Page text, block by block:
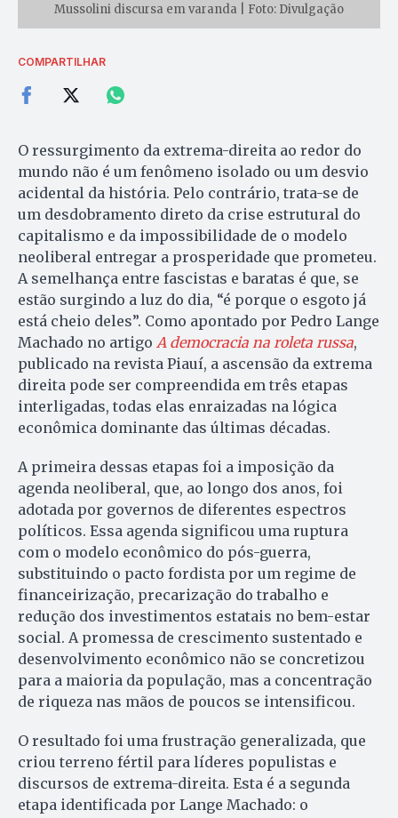
Mussolini discursa em varanda | Foto: Divulgação
COMPARTILHAR
O ressurgimento da extrema-direita ao redor do
mundo não é um fenômeno isolado ou um desvio
acidental da história. Pelo contrário, trata-se de
um desdobramento direto da crise estrutural do
capitalismo e da impossibilidade de o modelo
neoliberal entregar a prosperidade que prometeu.
A semelhança entre fascistas e baratas é que, se
estão surgindo a luz do dia, “é porque o esgoto já
está cheio deles”. Como apontado por Pedro Lange
Machado no artigo A democracia na roleta russa,
publicado na revista Piauí, a ascensão da extrema
direita pode ser compreendida em três etapas
interligadas, todas elas enraizadas na lógica
econômica dominante das últimas décadas.
A primeira dessas etapas foi a imposição da
agenda neoliberal, que, ao longo dos anos, foi
adotada por governos de diferentes espectros
políticos. Essa agenda significou uma ruptura
com o modelo econômico do pós-guerra,
substituindo o pacto fordista por um regime de
financeirização, precarização do trabalho e
redução dos investimentos estatais no bem-estar
social. A promessa de crescimento sustentado e
desenvolvimento econômico não se concretizou
para a maioria da população, mas a concentração
de riqueza nas mãos de poucos se intensificou.
O resultado foi uma frustração generalizada, que
criou terreno fértil para líderes populistas e
discursos de extrema-direita. Esta é a segunda
etapa identificada por Lange Machado: o